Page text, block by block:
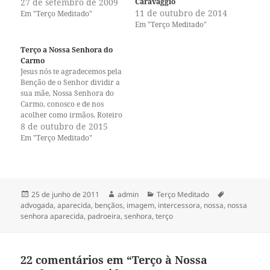
l
h
o
T
w
i
t
t
e
r
(
a
b
r
e
a
j
a
n
e
l
h
o
c
e
b
o
o
k
(
a
b
r
v
a
j
a
n
Em "Terço Meditado" 11 de outubro de 2014
Em "Terço Meditado"
Terço a Nossa Senhora do
Carmo
Jesus nós te agradecemos pela
Benção de o Senhor dividir a
sua mãe, Nossa Senhora do
Carmo, conosco e de nos
acolher como irmãos. Roteiro
do terço a Nossa Senhora do
Carmo Terço do Amor pág. 67
8 de outubro de 2015
Em "Terço Meditado"
Publicado
em
25 de junho de 2011 Autor
admin Categorias
Terço Meditado
advogada,aparecida, bençãos, imagem, intercessora, nossa, nossa
senhora aparecida, padroeira,senhora,terço
22 comentários em “Terço à Nossa